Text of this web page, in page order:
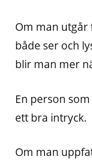
Om man
både ser och
blir man mer
En person
ett bra intryck.
Om man